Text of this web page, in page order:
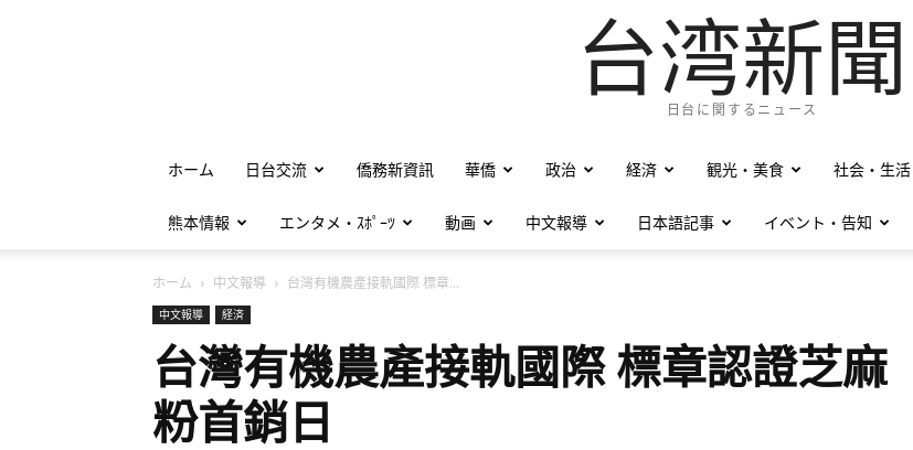
台湾新聞
日台に関するニュース
ホーム 日台交流 僑務新資訊 華僑 政治 経済 観光・美食 社会・生活
熊本情報 エンタメ・ｽﾎﾟｰﾂ 動画 中文報導 日本語記事 イベント・告知
ホーム 中文報導 台灣有機農產接軌國際 標章...
中文報導 経済
台灣有機農產接軌國際 標章認證芝麻
粉首銷日